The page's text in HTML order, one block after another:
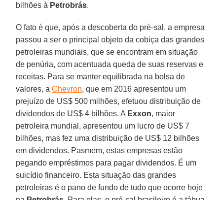
bilhões à Petrobrás.
O fato é que, após a descoberta do pré-sal, a empresa
passou a ser o principal objeto da cobiça das grandes
petroleiras mundiais, que se encontram em situação
de penúria, com acentuada queda de suas reservas e
receitas. Para se manter equilibrada na bolsa de
valores, aChevron, que em 2016 apresentou um
prejuízo de US$ 500 milhões, efetuou distribuição de
dividendos de US$ 4 bilhões. A Exxon, maior
petroleira mundial, apresentou um lucro de US$ 7
bilhões, mas fez uma distribuição de US$ 12 bilhões
em dividendos. Pasmem, estas empresas estão
pegando empréstimos para pagar dividendos. É um
suicídio financeiro. Esta situação das grandes
petroleiras é o pano de fundo de tudo que ocorre hoje